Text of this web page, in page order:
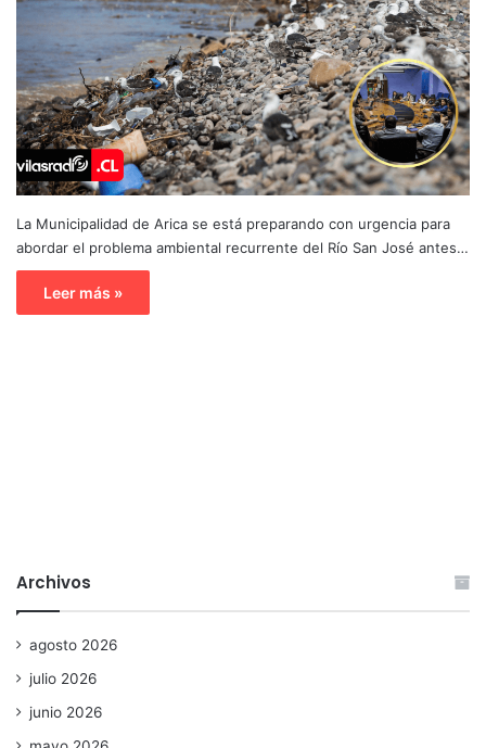
La Municipalidad de Arica se está preparando con urgencia para
abordar el problema ambiental recurrente del Río San José antes…
Leer más »
Archivos
agosto 2026
julio 2026
junio 2026